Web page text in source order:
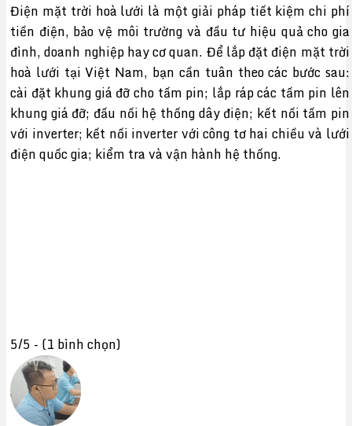
Điện mặt trời hoà lưới là một giải pháp tiết kiệm chi phí
tiền điện, bảo vệ môi trường và đầu tư hiệu quả cho gia
đình, doanh nghiệp hay cơ quan. Để lắp đặt điện mặt trời
hoà lưới tại Việt Nam, bạn cần tuân theo các bước sau:
cài đặt khung giá đỡ cho tấm pin; lắp ráp các tấm pin lên
khung giá đỡ; đấu nối hệ thống dây điện; kết nối tấm pin
với inverter; kết nối inverter với công tơ hai chiều và lưới
điện quốc gia; kiểm tra và vận hành hệ thống.
5/5 - (1 bình chọn)